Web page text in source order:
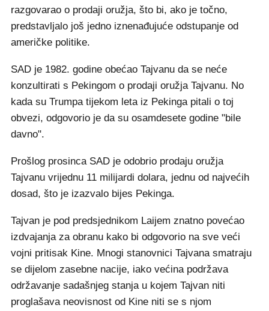
razgovarao o prodaji oružja, što bi, ako je točno,
predstavljalo još jedno iznenađujuće odstupanje od
američke politike.
SAD je 1982. godine obećao Tajvanu da se neće
konzultirati s Pekingom o prodaji oružja Tajvanu. No
kada su Trumpa tijekom leta iz Pekinga pitali o toj
obvezi, odgovorio je da su osamdesete godine "bile
davno".
Prošlog prosinca SAD je odobrio prodaju oružja
Tajvanu vrijednu 11 milijardi dolara, jednu od najvećih
dosad, što je izazvalo bijes Pekinga.
Tajvan je pod predsjednikom Laijem znatno povećao
izdvajanja za obranu kako bi odgovorio na sve veći
vojni pritisak Kine. Mnogi stanovnici Tajvana smatraju
se dijelom zasebne nacije, iako većina podržava
održavanje sadašnjeg stanja u kojem Tajvan niti
proglašava neovisnost od Kine niti se s njom